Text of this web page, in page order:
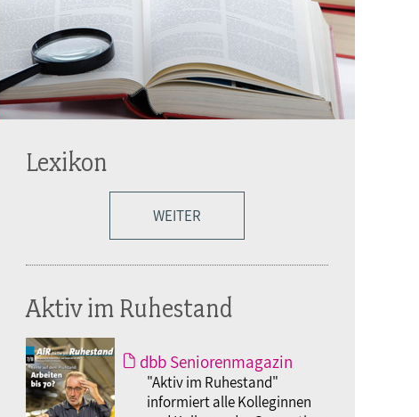
Lexikon
WEITER
Aktiv im Ruhestand
dbb Seniorenmagazin
"Aktiv im Ruhestand"
informiert alle Kolleginnen